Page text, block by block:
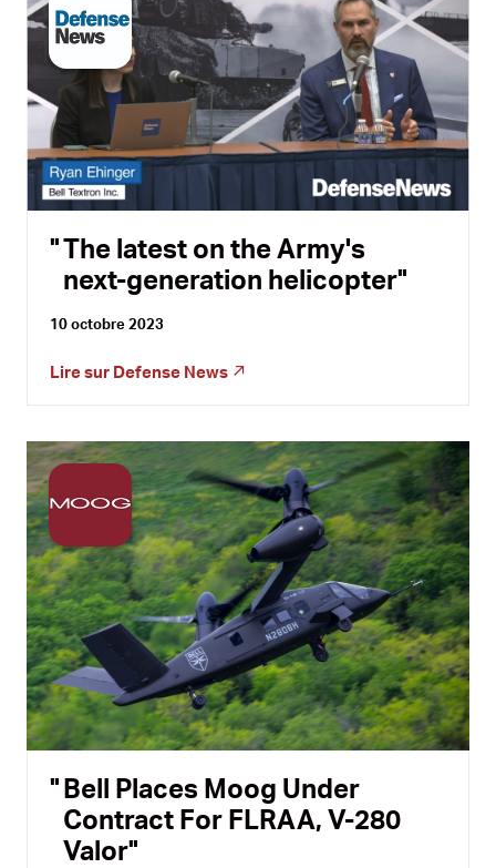
The latest on the Army's
next-generation helicopter
10 octobre 2023
Lire sur Defense News
Bell Places Moog Under
Contract For FLRAA, V-280
Valor